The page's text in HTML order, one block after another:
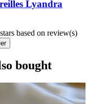
Lyandra
based on review(s)
bought